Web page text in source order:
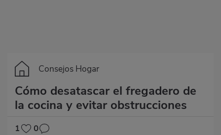
Consejos Hogar
Cómo desatascar el fregadero de
la cocina y evitar obstrucciones
1 0